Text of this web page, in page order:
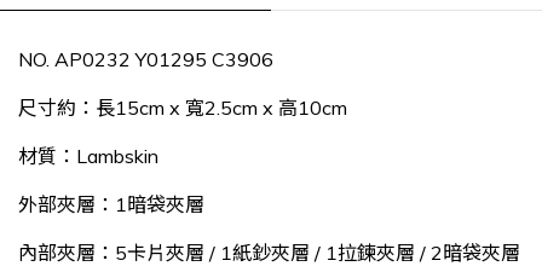
NO. AP0232 Y01295 C3906
尺寸約：長15cm x 寬2.5cm x 高10cm
材質：Lambskin
外部夾層：1暗袋夾層
內部夾層：5卡片夾層 / 1紙鈔夾層 / 1拉鍊夾層 / 2暗袋夾層